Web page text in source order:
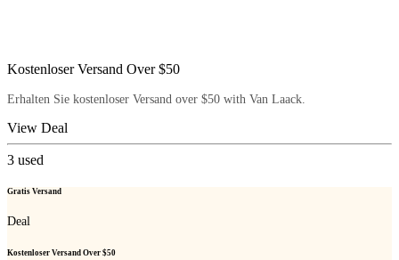
Kostenloser Versand Over $50
Erhalten Sie kostenloser Versand over $50 with Van Laack.
View Deal
3 used
Gratis Versand
Deal
Kostenloser Versand Over $50